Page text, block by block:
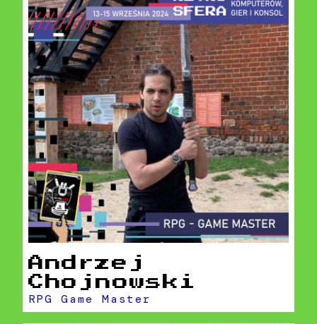
Andrzej
Chojnowski
RPG Game Master